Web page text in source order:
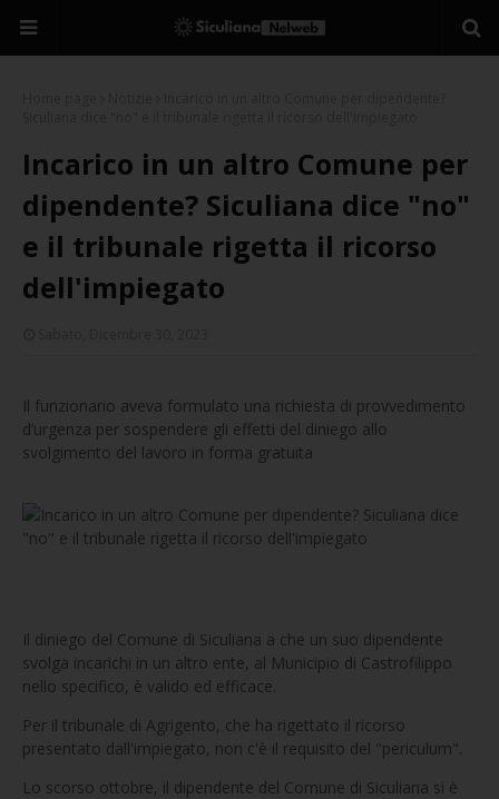
Incarico in un altro Comune per
dipendente? Siculiana dice "no"
e il tribunale rigetta il ricorso
dell'impiegato
Il funzionario aveva formulato una richiesta di provvedimento
d’urgenza per sospendere gli effetti del diniego allo
svolgimento del lavoro in forma gratuita
Il diniego del Comune di Siculiana a che un suo dipendente
svolga incarichi in un altro ente, al Municipio di Castrofilippo
nello specifico, è valido ed efficace.
Per il tribunale di Agrigento, che ha rigettato il ricorso
presentato dall'impiegato, non c'è il requisito del "periculum".
Lo scorso ottobre, il dipendente del Comune di Siculiana si è